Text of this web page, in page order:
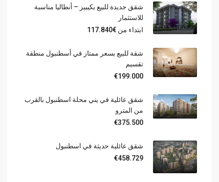
شقق جديدة للبيع بكيبيز – أنطاليا مناسبة
للاستثمار
ابتداء من €117.840
شقة للبيع بسعر ممتاز في أسطنبول منطقة
تقسيم
€199.000
شقق عائلية في يني محلة اسطنبول بالقرب
من المترو
€375.500
شقق عائلية حديثة في اسطنبول
€458.729